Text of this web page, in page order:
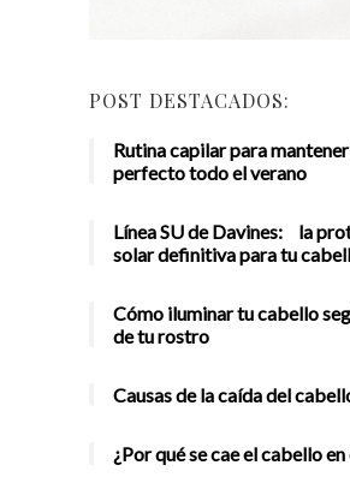
POST DESTACADOS:
Rutina capilar para
perfecto todo el verano
Línea SU de Davines: la
solar definitiva para tu
Cómo iluminar tu cabello
de tu rostro
Causas de la caída del
¿Por qué se cae el cabello